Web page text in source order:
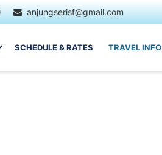
anjungserisf@gmail.com
SCHEDULE & RATES TRAVEL INFO